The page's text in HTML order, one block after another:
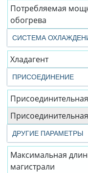
Потребляемая
обогрева
СИСТЕМА
Хладагент
ПРИСОЕДИНЕНИЕ
ДРУГИЕ ПАРАМЕТРЫ
Максимальная
магистрали